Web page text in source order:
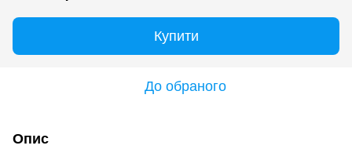
Купити
До обраного
Опис